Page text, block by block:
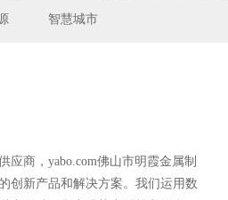
智慧城市
应商，yabo.com佛山市明霞金属制
创新产品和解决方案。我们运用数